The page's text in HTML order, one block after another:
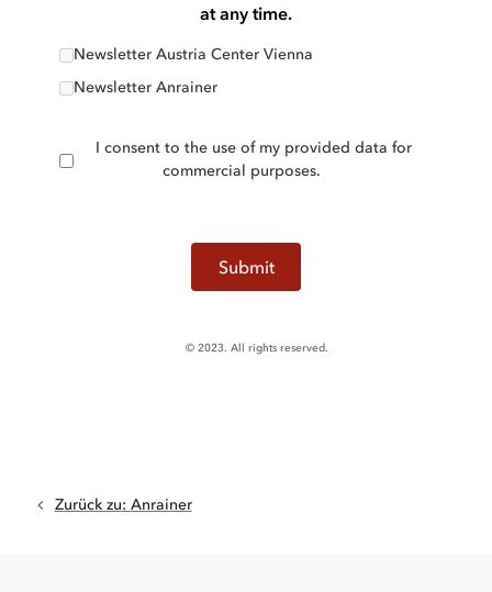
at any time.
Newsletter Austria Center Vienna
Newsletter Anrainer
I consent to the use of my provided data for
commercial purposes.
Submit
© 2023. All rights reserved.
Zurück zu: Anrainer